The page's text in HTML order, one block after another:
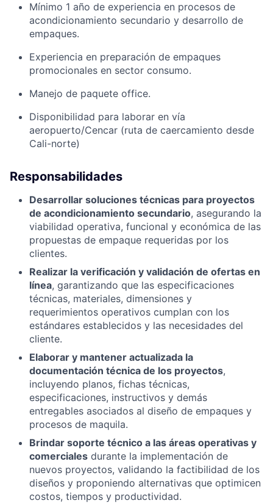
Mínimo 1 año de experiencia en procesos de
acondicionamiento secundario y desarrollo de
empaques.
Experiencia en preparación de empaques
promocionales en sector consumo.
Manejo de paquete office.
Disponibilidad para laborar en vía
aeropuerto/Cencar (ruta de caercamiento desde
Cali-norte)
Responsabilidades
Desarrollar soluciones técnicas para proyectos
de acondicionamiento secundario, asegurando la
viabilidad operativa, funcional y económica de las
propuestas de empaque requeridas por los
clientes.
Realizar la verificación y validación de ofertas en
línea, garantizando que las especificaciones
técnicas, materiales, dimensiones y
requerimientos operativos cumplan con los
estándares establecidos y las necesidades del
cliente.
Elaborar y mantener actualizada la
documentación técnica de los proyectos,
incluyendo planos, fichas técnicas,
especificaciones, instructivos y demás
entregables asociados al diseño de empaques y
procesos de maquila.
Brindar soporte técnico a las áreas operativas y
comerciales durante la implementación de
nuevos proyectos, validando la factibilidad de los
diseños y proponiendo alternativas que optimicen
costos, tiempos y productividad.